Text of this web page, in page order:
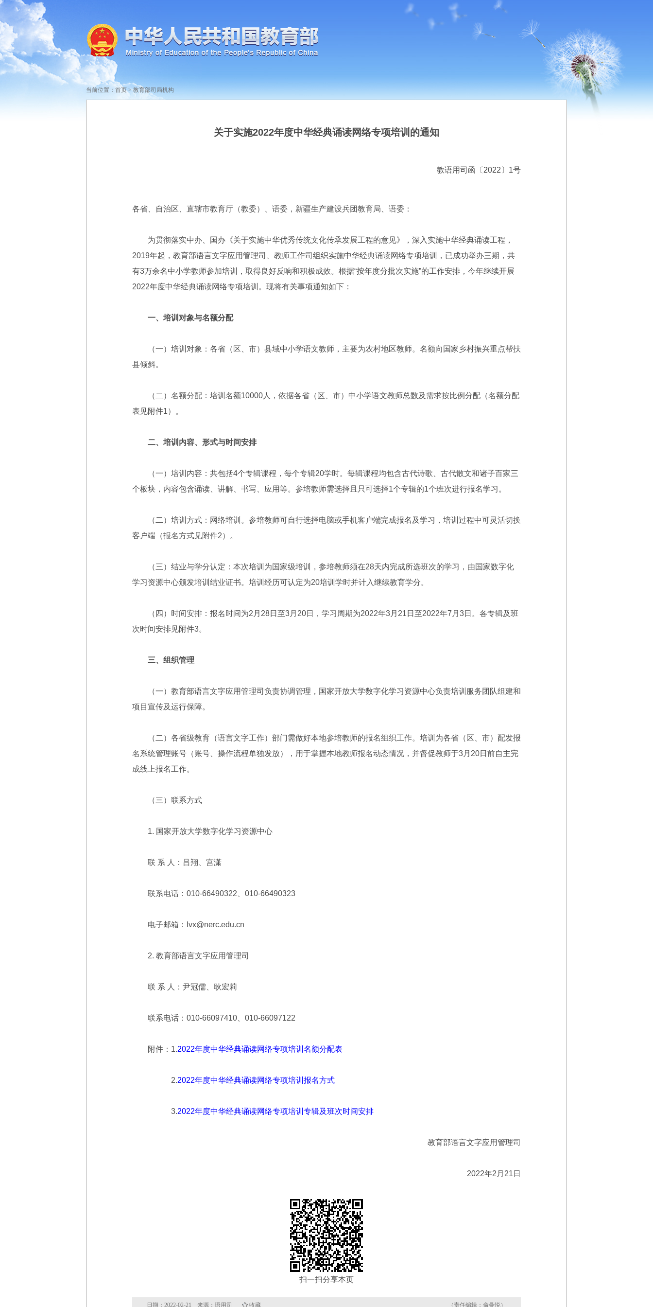
当前位置： 首页>教育部司局机构
关于实施2022年度中华经典诵读网络专项培训的通知
教语用司函〔2022〕1号
各省、自治区、直辖市教育厅（教委）、语委，新疆生产建设兵团教育局、语委：
为贯彻落实中办、国办《关于实施中华优秀传统文化传承发展工程的意见》，深入实施中华经典诵读工程，
2019年起，教育部语言文字应用管理司、教师工作司组织实施中华经典诵读网络专项培训，已成功举办三期，共
有3万余名中小学教师参加培训，取得良好反响和积极成效。根据“按年度分批次实施”的工作安排，今年继续开展
2022年度中华经典诵读网络专项培训。现将有关事项通知如下：
一、培训对象与名额分配
（一）培训对象：各省（区、市）县域中小学语文教师，主要为农村地区教师。名额向国家乡村振兴重点帮扶
县倾斜。
（二）名额分配：培训名额10000人，依据各省（区、市）中小学语文教师总数及需求按比例分配（名额分配
表见附件1）。
二、培训内容、形式与时间安排
（一）培训内容：共包括4个专辑课程，每个专辑20学时。每辑课程均包含古代诗歌、古代散文和诸子百家三
个板块，内容包含诵读、讲解、书写、应用等。参培教师需选择且只可选择1个专辑的1个班次进行报名学习。
（二）培训方式：网络培训。参培教师可自行选择电脑或手机客户端完成报名及学习，培训过程中可灵活切换
客户端（报名方式见附件2）。
（三）结业与学分认定：本次培训为国家级培训，参培教师须在28天内完成所选班次的学习，由国家数字化
学习资源中心颁发培训结业证书。培训经历可认定为20培训学时并计入继续教育学分。
（四）时间安排：报名时间为2月28日至3月20日，学习周期为2022年3月21日至2022年7月3日。各专辑及班
次时间安排见附件3。
三、组织管理
（一）教育部语言文字应用管理司负责协调管理，国家开放大学数字化学习资源中心负责培训服务团队组建和
项目宣传及运行保障。
（二）各省级教育（语言文字工作）部门需做好本地参培教师的报名组织工作。培训为各省（区、市）配发报
名系统管理账号（账号、操作流程单独发放），用于掌握本地教师报名动态情况，并督促教师于3月20日前自主完
成线上报名工作。
（三）联系方式
1. 国家开放大学数字化学习资源中心
联 系 人：吕翔、宫潇
联系电话：010-66490322、010-66490323
电子邮箱：lvx@nerc.edu.cn
2. 教育部语言文字应用管理司
联 系 人：尹冠儒、耿宏莉
联系电话：010-66097410、010-66097122
附件：1.2022年度中华经典诵读网络专项培训名额分配表
2.2022年度中华经典诵读网络专项培训报名方式
3.2022年度中华经典诵读网络专项培训专辑及班次时间安排
教育部语言文字应用管理司
2022年2月21日
扫一扫分享本页
日期：2022-02-21 来源：语用司 收藏 （责任编辑：俞曼悦）